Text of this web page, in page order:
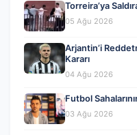
Torreira’ya
05 Ağu 2026
Arjantin’i
Kararı
04 Ağu 2026
Futbol
03 Ağu 2026